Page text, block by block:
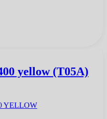
yellow (T05A)